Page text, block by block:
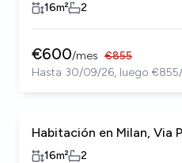
16m² 2
€600/mes €855
Hasta 30/09/26, luego
Habitación en Milan, Via
16m² 2